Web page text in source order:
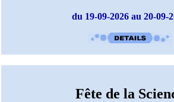
du 19-09-2026 au 20-09-
Fête de la